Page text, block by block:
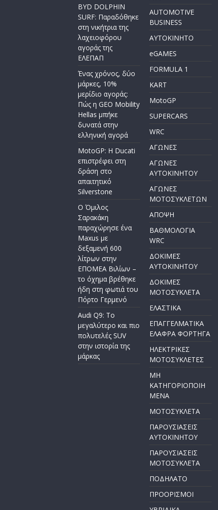
BYD DOLPHIN
SURF: Παραδόθηκε
στη νικήτρια της
λαχειοφόρου
αγοράς της
ΕΛΕΠΑΠ
Ένας χρόνος, δύο
μάρκες, 10%
μερίδιο αγοράς:
Πώς η GEO Mobility
Hellas μπήκε
δυνατά στην
ελληνική αγορά
MotoGP: Η Ducati
επιστρέφει στη
δράση στο
απαιτητικό
Silverstone
Ο Όμιλος
Σαρακάκη
παραχώρησε ένα
Maxus με
δεξαμενή 600
λίτρων στην
ΕΠΟΜΕΑ Βιλίων –
το όχημα βρέθηκε
ήδη στη φωτιά του
Πόρτο Γερμενό
Audi Q9: Το
μεγαλύτερο και πιο
πολυτελές SUV
στην ιστορία της
μάρκας
AUTOMOTIVE
BUSINESS
AYTOKINHTO
eGAMES
FORMULA 1
KART
MotoGP
SUPERCARS
WRC
ΑΓΩΝΕΣ
ΑΓΩΝΕΣ
AYTOKINHTOY
ΑΓΩΝΕΣ
ΜΟΤΟΣΥΚΛΕΤΩΝ
ΑΠΟΨΗ
ΒΑΘΜΟΛΟΓΙΑ
WRC
ΔΟΚΙΜΕΣ
ΑΥΤΟΚΙΝΗΤΟΥ
ΔΟΚΙΜΕΣ
ΜΟΤΟΣΥΚΛΕΤΑ
ΕΛΑΣΤΙΚΑ
ΕΠΑΓΓΕΛΜΑΤΙΚΑ
ΕΛΑΦΡΑ ΦΟΡΤΗΓΑ
ΗΛΕΚΤΡΙΚΕΣ
ΜΟΤΟΣΥΚΛΕΤΕΣ
ΜΗ
ΚΑΤΗΓΟΡΙΟΠΟΙΗ
ΜΕΝΑ
ΜΟΤΟΣΥΚΛΕΤΑ
ΠΑΡΟΥΣΙΑΣΕΙΣ
ΑΥΤΟΚΙΝΗΤΟΥ
ΠΑΡΟΥΣΙΑΣΕΙΣ
ΜΟΤΟΣΥΚΛΕΤΑ
ΠΟΔΗΛΑΤΟ
ΠΡΟΟΡΙΣΜΟΙ